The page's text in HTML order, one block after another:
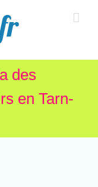
des
en Tarn-